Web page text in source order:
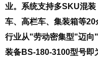
业。系统支持多SKU混
车、高栏车、集装箱等
行业从"劳动密集型"迈向
装备BS-180-3100型号即